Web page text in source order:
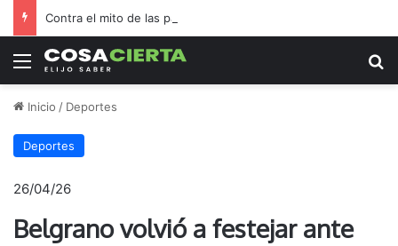
Menú
Inicio / Deportes
Deportes
26/04/26
Belgrano volvió a festejar ante